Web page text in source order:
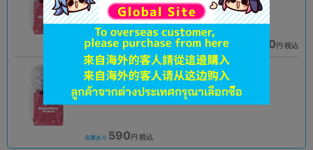
在庫あり 590円 税込 590円 税込
状態 :B
新座流通センター
在庫あり 590円 税込